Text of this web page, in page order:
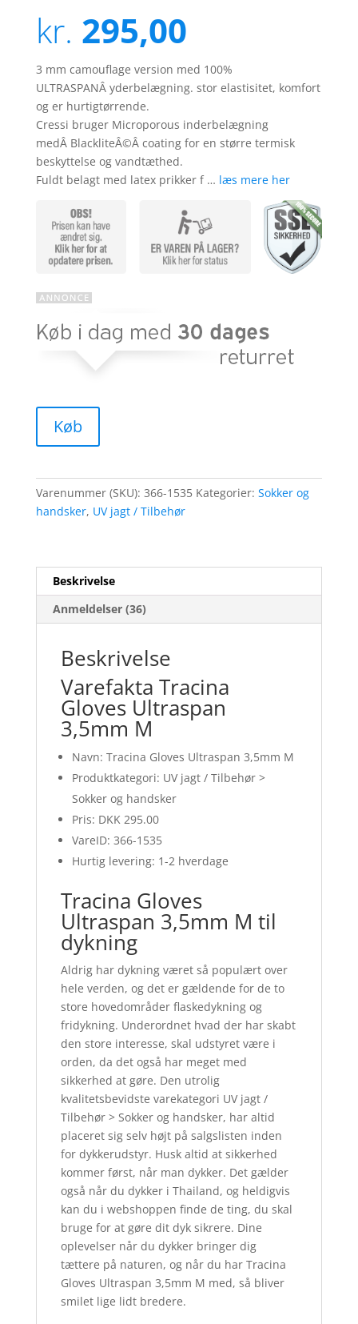
baseret på
kundebedøm
melser
kr. 295,00
3 mm camouflage version med 100%
ULTRASPANÂ yderbelægning. stor elastisitet, komfort
og er hurtigtørrende.
Cressi bruger Microporous inderbelægning
medÂ BlackliteÂ©Â coating for en større termisk
beskyttelse og vandtæthed.
Fuldt belagt med latex prikker f … læs mere her
Køb
Varenummer (SKU): 366-1535 Kategorier: Sokker og
handsker, UV jagt / Tilbehør
Beskrivelse
Anmeldelser (36)
Beskrivelse
Varefakta Tracina
Gloves Ultraspan
3,5mm M
Navn: Tracina Gloves Ultraspan 3,5mm M
Produktkategori: UV jagt / Tilbehør >
Sokker og handsker
Pris: DKK 295.00
VareID: 366-1535
Hurtig levering: 1-2 hverdage
Tracina Gloves
Ultraspan 3,5mm M til
dykning
Aldrig har dykning været så populært over
hele verden, og det er gældende for de to
store hovedområder flaskedykning og
fridykning. Underordnet hvad der har skabt
den store interesse, skal udstyret være i
orden, da det også har meget med
sikkerhed at gøre. Den utrolig
kvalitetsbevidste varekategori UV jagt /
Tilbehør > Sokker og handsker, har altid
placeret sig selv højt på salgslisten inden
for dykkerudstyr. Husk altid at sikkerhed
kommer først, når man dykker. Det gælder
også når du dykker i Thailand, og heldigvis
kan du i webshoppen finde de ting, du skal
bruge for at gøre dit dyk sikrere. Dine
oplevelser når du dykker bringer dig
tættere på naturen, og når du har Tracina
Gloves Ultraspan 3,5mm M med, så bliver
smilet lige lidt bredere.